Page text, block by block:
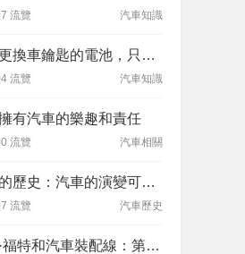
流覽 汽車知識
如何更換車鑰匙的電池，只需 3 分鐘！
流覽 汽車知識
有汽車的樂趣和責任
流覽 汽車相關
汽車的歷史：汽車的演變可以追溯到 1600 年代
流覽 汽車歷史
亨利·福特和汽車裝配線：第一條汽車裝配線於 1913 年 12 月 1 日推出